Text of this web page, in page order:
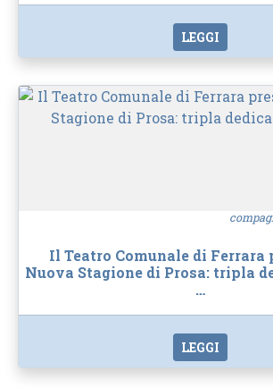
LEGGI
Il Teatro Comunale di Ferrara
Nuova Stagione di Prosa: tripla
…
LEGGI